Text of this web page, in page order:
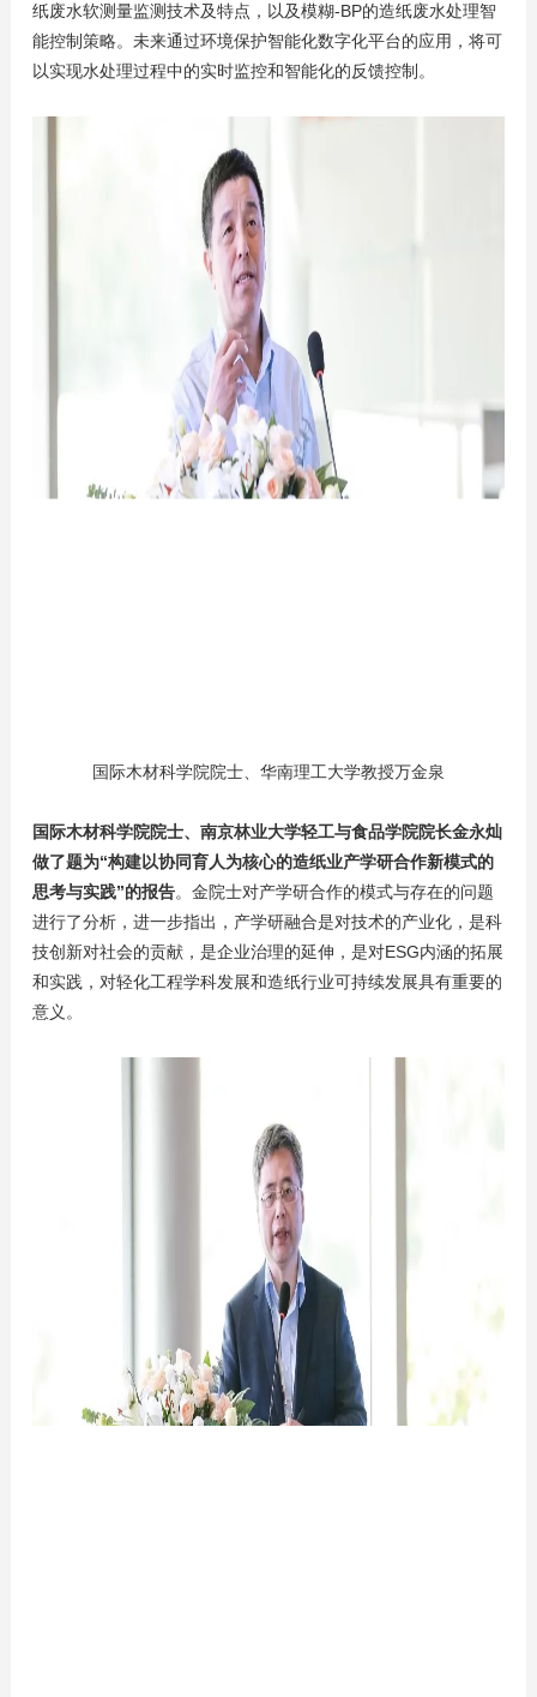
纸废水软测量监测技术及特点，以及模糊-BP的造纸废水处理智
能控制策略。未来通过环境保护智能化数字化平台的应用，将可
以实现水处理过程中的实时监控和智能化的反馈控制。
国际木材科学院院士、华南理工大学教授万金泉
国际木材科学院院士、南京林业大学轻工与食品学院院长金永灿
做了题为“构建以协同育人为核心的造纸业产学研合作新模式的
思考与实践”的报告。金院士对产学研合作的模式与存在的问题
进行了分析，进一步指出，产学研融合是对技术的产业化，是科
技创新对社会的贡献，是企业治理的延伸，是对ESG内涵的拓展
和实践，对轻化工程学科发展和造纸行业可持续发展具有重要的
意义。